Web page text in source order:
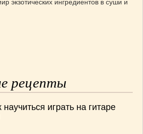
экзотических ингредиентов в суши и
рецепты
научиться играть на гитаре